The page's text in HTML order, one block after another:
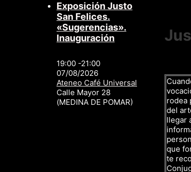
Exposición Justo
San Felices.
«Sugerencias».
Inauguración
19:00 -21:00
07/08/2026
Ateneo Café Universal
Calle Mayor 28
(MEDINA DE POMAR)
rodea
del
llegar
que
te